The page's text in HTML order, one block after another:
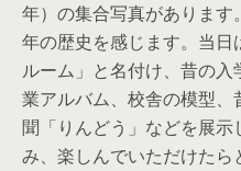
年）の集合写真がありま
年の歴史を感じます。当
ルーム」と名付け、昔の
業アルバム、校舎の模型
聞「りんどう」などを展
み、楽しんでいただけた